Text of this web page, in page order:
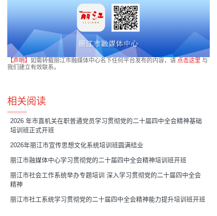
【声明】 如需转载丽江市融媒体中心名下任何平台发布的内容，请 点击这里 与
我们建立有效联系。
相关阅读
2026 年市直机关在职普通党员学习贯彻党的二十届四中全会精神基础
培训班正式开班
2026年丽江市宣传思想文化系统培训班圆满结业
丽江市融媒体中心学习贯彻党的二十届四中全会精神培训班开班
丽江市社会工作系统举办专题培训 深入学习贯彻党的二十届四中全会
精神
丽江市社工系统学习贯彻党的二十届四中全会精神能力提升培训班开班